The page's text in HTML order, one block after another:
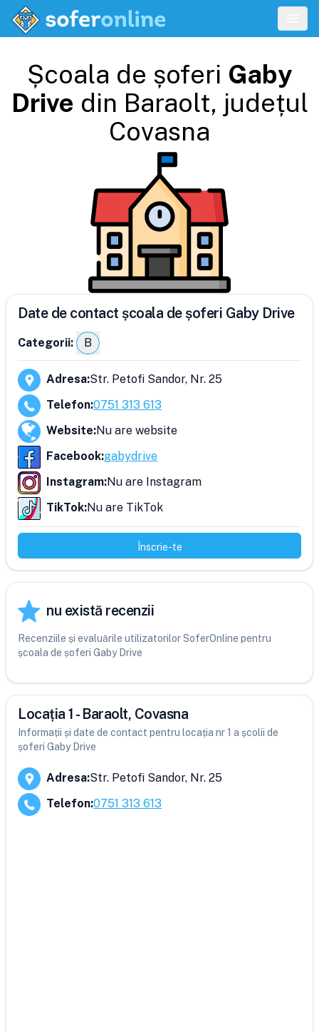
Școala de șoferi Gaby
Drive din Baraolt, județul
Covasna
Date de contact școala de șoferi Gaby Drive
Categorii: B
Adresa:Str. Petofi Sandor, Nr. 25
Telefon:0751 313 613
Website:Nu are website
Facebook:gabydrive
Instagram:Nu are Instagram
TikTok:Nu are TikTok
Înscrie-te
nu există recenzii
Recenziile și evaluările utilizatorilor SoferOnline pentru
școala de șoferi Gaby Drive
Locația 1 - Baraolt, Covasna
Informații și date de contact pentru locația nr 1 a școlii de
șoferi Gaby Drive
Adresa:Str. Petofi Sandor, Nr. 25
Telefon:0751 313 613